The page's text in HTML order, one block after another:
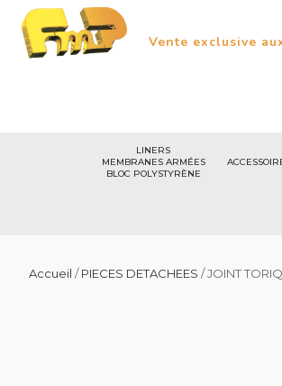
Vente exclusive
LINERS
MEMBRANES ARMÉES
BLOC POLYSTYRÈNE
Accueil /PIECES DETACHEES / JOINT